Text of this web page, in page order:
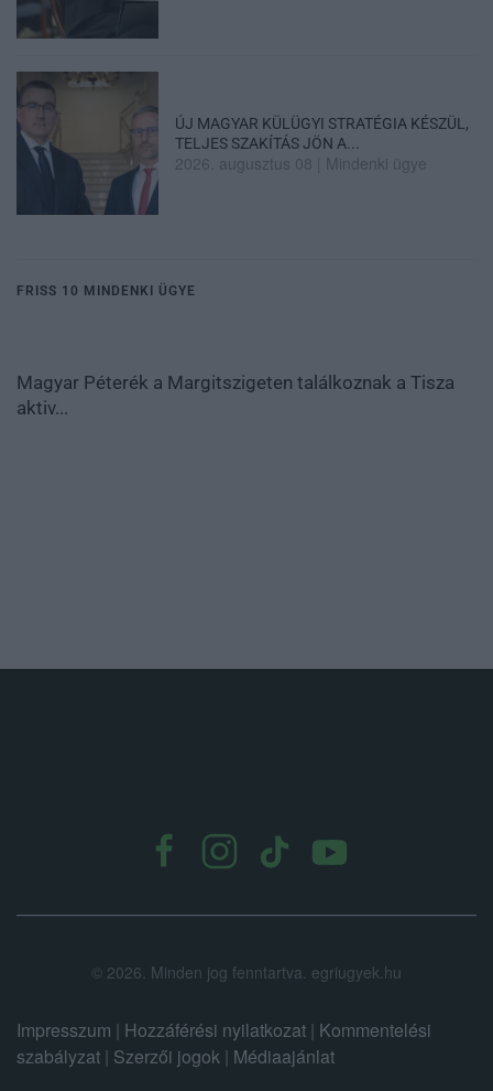
ÚJ MAGYAR KÜLÜGYI STRATÉGIA KÉSZÜL,
TELJES SZAKÍTÁS JÖN A...
2026. augusztus 08 Mindenki ügye
FRISS 10 MINDENKI ÜGYE
Magyar Péterék a Margitszigeten találkoznak a Tisza
aktiv...
© 2026. Minden jog fenntartva. egriugyek.hu
Impresszum | Hozzáférési nyilatkozat | Kommentelési
szabályzat | Szerzői jogok | Médiaajánlat